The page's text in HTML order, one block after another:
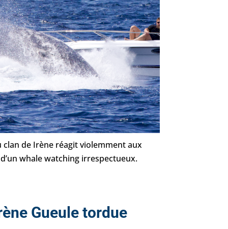
clan de Irène réagit violemment aux
whale watching irrespectueux.
Gueule tordue